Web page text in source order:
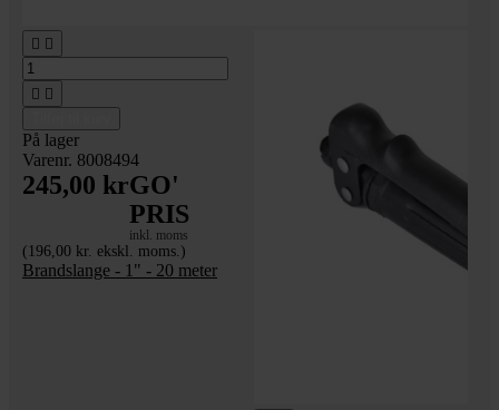
 
 
På lager
Varenr. 8008494
245,00 krGO'
PRIS
inkl. moms
(196,00 kr. ekskl. moms.)
Brandslange - 1" - 20 meter